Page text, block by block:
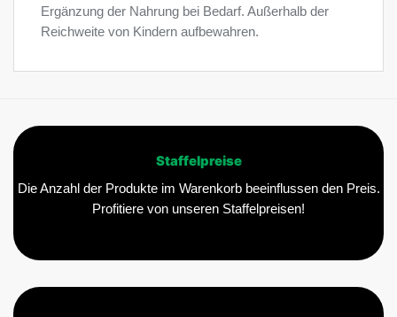
Ergänzung der Nahrung bei Bedarf. Außerhalb der
Reichweite von Kindern aufbewahren.
Staffelpreise
Die Anzahl der Produkte im Warenkorb beeinflussen den Preis.
Profitiere von unseren Staffelpreisen!